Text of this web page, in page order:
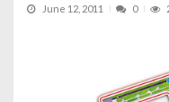
June 12, 2011 0